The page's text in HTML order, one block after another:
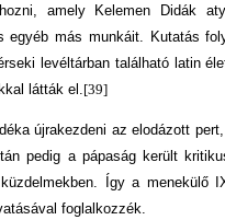
amely Kelemen Didák
más munkáit. Kutatás
levéltárban található latin
látták el. [39]
újrakezdeni az elodázott
pedig a pápaság került
Így a menekülő
foglalkozzék.